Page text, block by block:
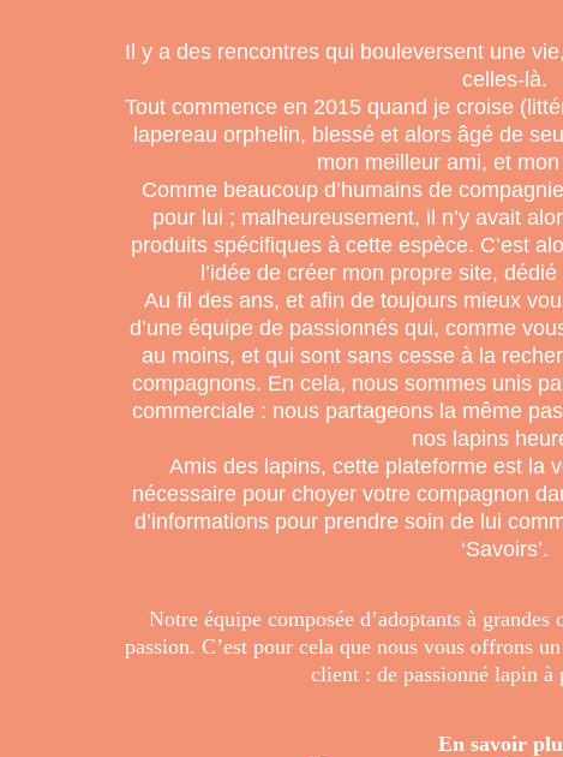
Il y a des rencontres qui bouleversent une
celles-là.
Tout commence en 2015 quand je croise
lapereau orphelin, blessé et alors âgé de
mon meilleur ami, et
Comme beaucoup d’humains de
pour lui ; malheureusement, il n’y avait
produits spécifiques à cette espèce. C’est
l’idée de créer mon propre site,
Au fil des ans, et afin de toujours mieux
d’une équipe de passionnés qui, comme
au moins, et qui sont sans cesse à la
compagnons. En cela, nous sommes unis
commerciale : nous partageons la même
nos lapins
Amis des lapins, cette plateforme est la
nécessaire pour choyer votre compagnon
d’informations pour prendre soin de lui
‘Savoirs’.
Notre équipe composée d’adoptants à
passion. C’est pour cela que nous vous offrons
client : de passionné lapin à
En savoir